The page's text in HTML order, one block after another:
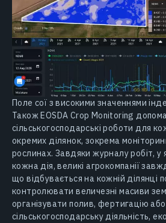
Поле сої з високими значеннями
Також EOSDA Crop Monitoring
сільськогосподарські роботи для
окремих ділянок, зокрема
рослинах. Завдяки журналу робіт, у
кожна дія, великі агрокомпанії
що відбувається на кожній ділянці
контролювати величезні масиви
організувати полив, фертигацію
сільськогосподарську діяльність,